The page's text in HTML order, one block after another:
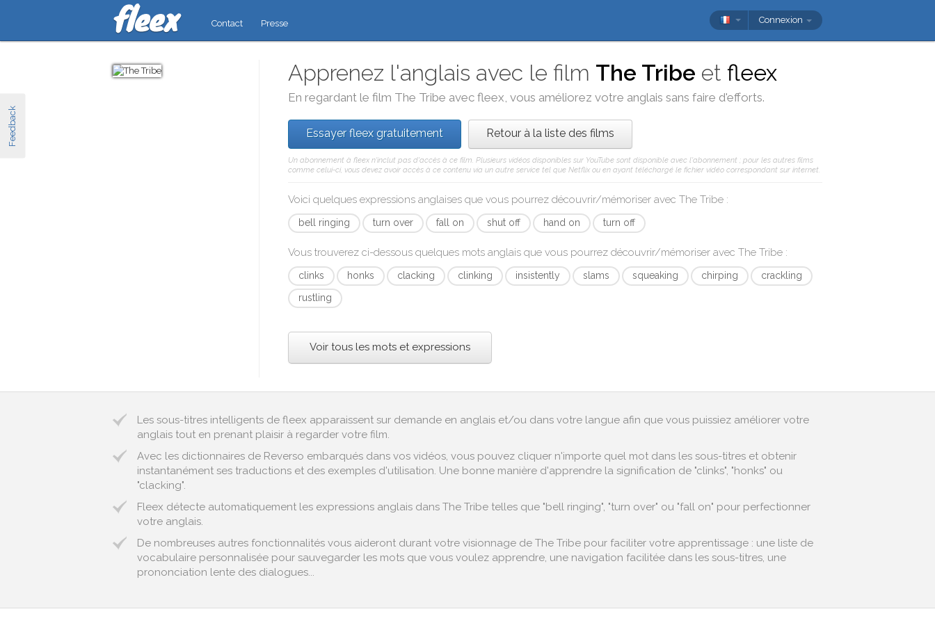
Feedback
Contact Presse Connexion
Apprenez l'anglais avec le film The Tribe etfleex
En regardant le film The Tribe avecfleex, vous améliorez votre anglais sans faire d'efforts.
Essayer fleex gratuitement Retour à la liste des films
Un abonnement à fleex n'inclut pas d'accès à ce film. Plusieurs vidéos disponibles sur YouTube sont disponible avec l'abonnement ; pour les autres films
comme celui-ci, vous devez avoir accès à ce contenu via un autre service tel que Netflix ou en ayant téléchargé le fichier vidéo correspondant sur internet.
Voici quelques expressions anglaises que vous pourrez découvrir/mémoriser avecThe Tribe :
bell ringing turn over fall on shut off hand on turn off
Vous trouverez ci-dessous quelques mots anglais que vous pourrez découvrir/mémoriser avecThe Tribe :
clinks honks clacking clinking insistently slams squeaking chirping
crackling
rustling
Voir tous les mots et expressions
Les sous-titres intelligents de fleex apparaissent sur demande en anglais et/ou dans votre langue afin que vous puissiez améliorer votre
anglais tout en prenant plaisir à regarder votre film.
Avec les dictionnaires de Reverso embarqués dans vos vidéos, vous pouvez cliquer n'importe quel mot dans les sous-titres et obtenir
instantanément ses traductions et des exemples d'utilisation. Une bonne manière d'apprendre la signification de "clinks", "honks" ou
"clacking".
Fleex détecte automatiquement les expressions anglais dans The Tribe telles que "bell ringing", "turn over" ou "fall on" pour perfectionner
votre anglais.
De nombreuses autres fonctionnalités vous aideront durant votre visionnage de The Tribe pour faciliter votre apprentissage : une liste de
vocabulaire personnalisée pour sauvegarder les mots que vous voulez apprendre, une navigation facilitée dans les sous-titres, une
prononciation lente des dialogues...